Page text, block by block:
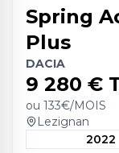
Spring
Plus
DACIA
9 280 €
ou 133€/MOIS
Lezignan
2022